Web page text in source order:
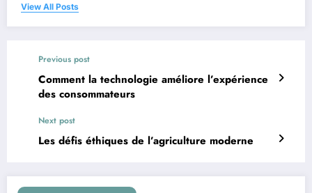
View All Posts
Previous post
Comment la technologie améliore l’expérience
des consommateurs
Next post
Les défis éthiques de l’agriculture moderne